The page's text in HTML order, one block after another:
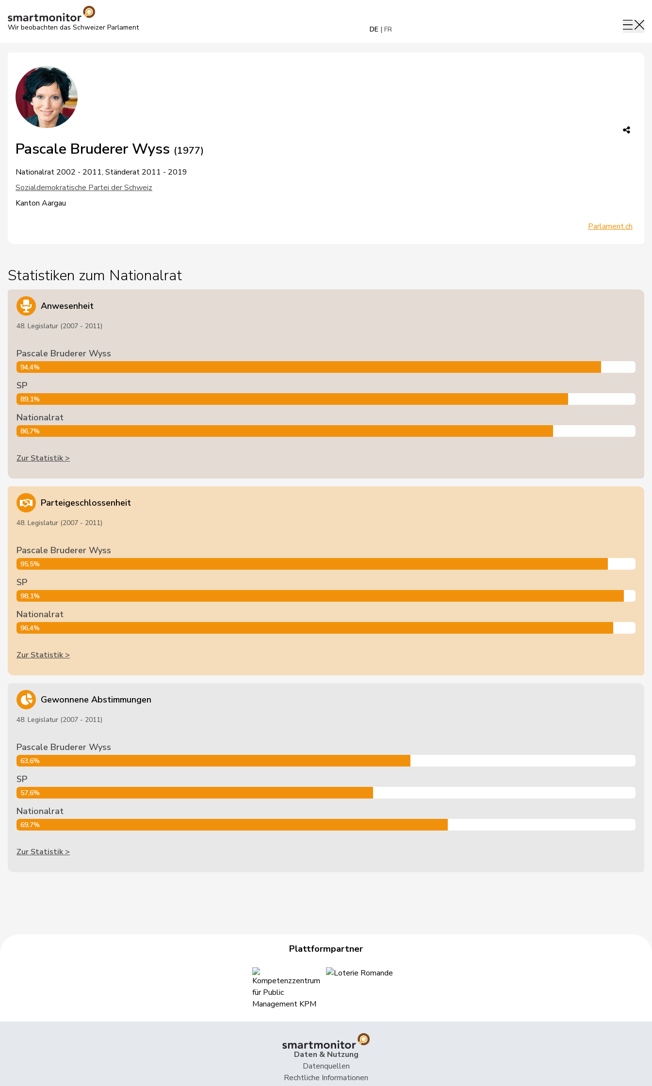
Wir beobachten das Schweizer Parlament DE FR
Pascale Bruderer Wyss (1977)
Nationalrat 2002 - 2011, Ständerat 2011 - 2019
Sozialdemokratische Partei der Schweiz
Kanton Aargau
Parlament.ch
Statistiken zum Nationalrat
Anwesenheit
48. Legislatur (2007 - 2011)
Pascale Bruderer Wyss
94,4%
SP
89,1%
Nationalrat
86,7%
Zur Statistik >
Parteigeschlossenheit
48. Legislatur (2007 - 2011)
Pascale Bruderer Wyss
95,5%
SP
98,1%
Nationalrat
96,4%
Zur Statistik >
Gewonnene Abstimmungen
48. Legislatur (2007 - 2011)
Pascale Bruderer Wyss
63,6%
SP
57,6%
Nationalrat
69,7%
Zur Statistik >
Plattformpartner
Daten & Nutzung
Datenquellen
Rechtliche Informationen